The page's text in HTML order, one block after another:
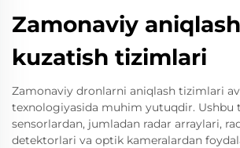
Zamonaviy
kuzatish tizimlari
Zamonaviy dronlarni aniqlash tizimlari
texnologiyasida muhim yutuqdir. Ushbu
sensorlardan, jumladan radar arraylari,
detektorlari va optik kameralardan